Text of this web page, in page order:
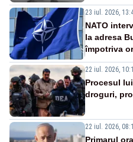
23 iul. 2026,
NATO
la adresa
împotriva
22 iul. 2026,
Procesul
droguri,
22 iul. 2026,
Primarul